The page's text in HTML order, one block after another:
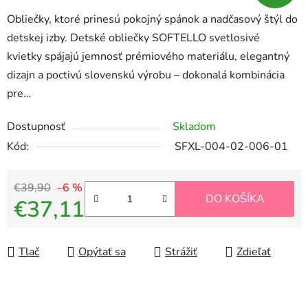
Obliečky, ktoré prinesú pokojný spánok a nadčasový štýl do
detskej izby. Detské obliečky SOFTELLO svetlosivé
kvietky spájajú jemnosť prémiového materiálu, elegantný
dizajn a poctivú slovenskú výrobu – dokonalá kombinácia
pre…
Dostupnosť
Skladom
Kód:
SFXL-004-02-006-01
€39,90 –6 %
€37,11 DO KOŠÍKA
Tlač Opýtať sa Strážiť Zdieľať